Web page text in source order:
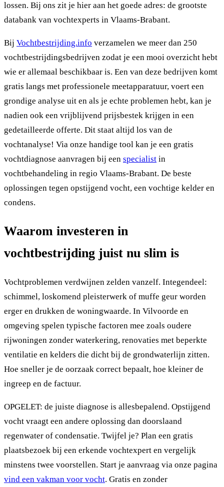
lossen. Bij ons zit je hier aan het goede adres: de grootste
databank van vochtexperts in Vlaams-Brabant.
Bij Vochtbestrijding.info verzamelen we meer dan 250
vochtbestrijdingsbedrijven zodat je een mooi overzicht hebt
wie er allemaal beschikbaar is. Een van deze bedrijven komt
gratis langs met professionele meetapparatuur, voert een
grondige analyse uit en als je echte problemen hebt, kan je
nadien ook een vrijblijvend prijsbestek krijgen in een
gedetailleerde offerte. Dit staat altijd los van de
vochtanalyse! Via onze handige tool kan je een gratis
vochtdiagnose aanvragen bij een specialist in
vochtbehandeling in regio Vlaams-Brabant. De beste
oplossingen tegen opstijgend vocht, een vochtige kelder en
condens.
Waarom investeren in
vochtbestrijding juist nu slim is
Vochtproblemen verdwijnen zelden vanzelf. Integendeel:
schimmel, loskomend pleisterwerk of muffe geur worden
erger en drukken de woningwaarde. In Vilvoorde en
omgeving spelen typische factoren mee zoals oudere
rijwoningen zonder waterkering, renovaties met beperkte
ventilatie en kelders die dicht bij de grondwaterlijn zitten.
Hoe sneller je de oorzaak correct bepaalt, hoe kleiner de
ingreep en de factuur.
OPGELET: de juiste diagnose is allesbepalend. Opstijgend
vocht vraagt een andere oplossing dan doorslaand
regenwater of condensatie. Twijfel je? Plan een gratis
plaatsbezoek bij een erkende vochtexpert en vergelijk
minstens twee voorstellen. Start je aanvraag via onze pagina
vind een vakman voor vocht. Gratis en zonder